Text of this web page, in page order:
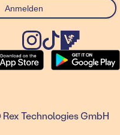
Technologies GmbH